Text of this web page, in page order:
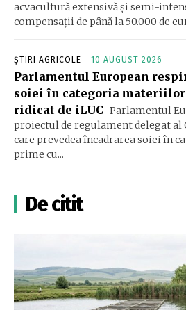
acvacultură extensivă şi semi-
compensaţii de până la 50.000 de
ȘTIRI AGRICOLE 10 AUGUST 2026
Parlamentul European
soiei în categoria
ridicat de iLUC Parlamentul
proiectul de regulament delegat al
care prevedea încadrarea soiei în
prime cu...
De citit